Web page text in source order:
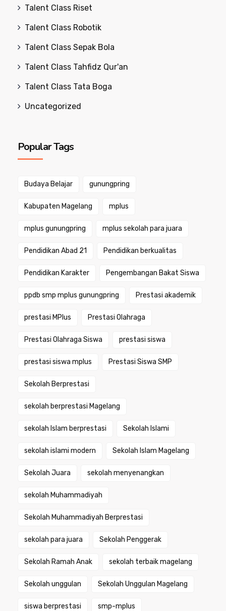
Talent Class Riset
Talent Class Robotik
Talent Class Sepak Bola
Talent Class Tahfidz Qur'an
Talent Class Tata Boga
Uncategorized
Popular Tags
Budaya Belajar gunungpring
Kabupaten Magelang mplus
mplus gunungpring mplus sekolah para juara
Pendidikan Abad 21 Pendidikan berkualitas
Pendidikan Karakter Pengembangan Bakat Siswa
ppdb smp mplus gunungpring Prestasi akademik
prestasi MPlus Prestasi Olahraga
Prestasi Olahraga Siswa prestasi siswa
prestasi siswa mplus Prestasi Siswa SMP
Sekolah Berprestasi
sekolah berprestasi Magelang
sekolah Islam berprestasi Sekolah Islami
sekolah islami modern Sekolah Islam Magelang
Sekolah Juara sekolah menyenangkan
sekolah Muhammadiyah
Sekolah Muhammadiyah Berprestasi
sekolah para juara Sekolah Penggerak
Sekolah Ramah Anak sekolah terbaik magelang
Sekolah unggulan Sekolah Unggulan Magelang
siswa berprestasi smp-mplus